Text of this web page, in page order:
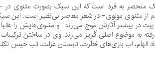
منحصر به فرد است که این سبک بصورت مثنوی
از مثنوی مولوی- در شعر معاصر بی‌نظیر است. این
در بیشتر آثارش موج می‌زند. او مثنوی‌هایش را
به موضوع اصلی گریز می‌زند. وی در ساختن
الهام، اب بازی‌های فطرت، تابستان عزلت، تب خیس